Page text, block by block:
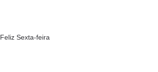
Feliz Sexta-feira